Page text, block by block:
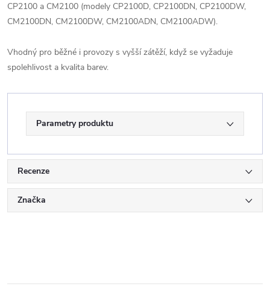
CP2100 a CM2100 (modely CP2100D, CP2100DN, CP2100DW,
CM2100DN, CM2100DW, CM2100ADN, CM2100ADW).
Vhodný pro běžné i provozy s vyšší zátěží, když se vyžaduje
spolehlivost a kvalita barev.
Parametry produktu
Recenze
Značka